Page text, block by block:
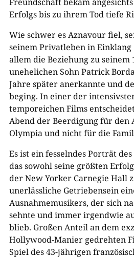
Erfolgs bis zu ihrem Tod tiefe
Wie schwer es Aznavour fiel,
seinem Privatleben in
allem die Beziehung zu seinem
unehelichen Sohn Patrick
Jahre später anerkannte und
beging. In einer der
temporeichen Films
Abend der Beerdigung für
Olympia und nicht für die
Es ist ein fesselndes Porträt
das sowohl seine größten
der New Yorker Carnegie Hall
unerlässliche Getriebensein
Ausnahmemusikers, der sich
sehnte und immer irgendwie
blieb. Großen Anteil an dem
Hollywood-Manier gedrehten
Spiel des 43-jährigen